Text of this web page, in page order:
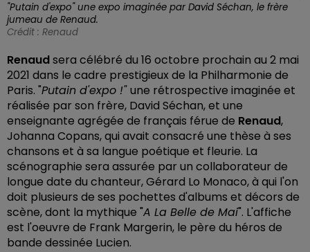
"Putain d'expo" une expo imaginée par David Séchan, le frère
jumeau de Renaud.
Crédit : Renaud
Renaudsera célébré du 16 octobre prochain au 2 mai
2021 dans le cadre prestigieux de la Philharmonie de
Paris. "Putain d'expo !"une rétrospective imaginée et
réalisée par son frère, David Séchan, et une
enseignante agrégée de français férue de Renaud,
Johanna Copans, qui avait consacré une thèse à ses
chansons et à sa langue poétique et fleurie. La
scénographie sera assurée par un collaborateur de
longue date du chanteur, Gérard Lo Monaco, à qui l'on
doit plusieurs de ses pochettes d'albums et décors de
scène, dont la mythique "A La Belle de Mai". L'affiche
est l'oeuvre de Frank Margerin, le père du héros de
bande dessinée Lucien.